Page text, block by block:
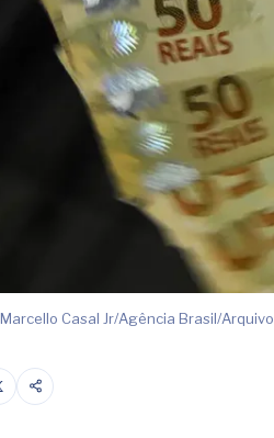
Casal Jr/Agência Brasil/Arquivo